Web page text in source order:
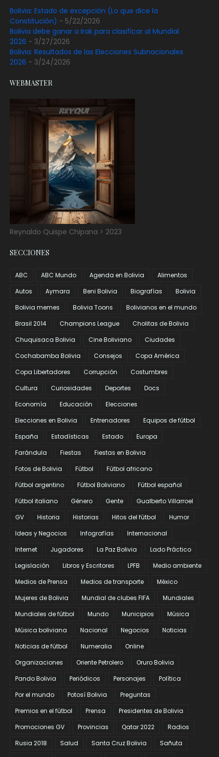
Bolivia: Estado de excepción (Lo que dice la
Constitución) - 5/22/2026
Bolivia debe ganar a Irak para clasificar al Mundial
2026 - 3/27/2026
Bolivia: Resultados de las Elecciones Subnacionales
2026 - 3/24/2026
WEBMASTER
Reynaldo Quispe Chipana > 2023
SECCIONES
ABC ABC Mundo Agenda en Bolivia
Alimentos
Autos
Aymara Beni Bolivia Biografías
Bolivia
Bolivia memes
Bolivia Toons
Bolivianos en el mundo
Brasil 2014
Champions League
Cholitas de Bolivia
Chuquisaca Bolivia
Cine Boliviano
Ciudades
Cochabamba Bolivia
Consejos
Copa América
Copa Libertadores
Corrupción
Costumbres
Cultura
Curiosidades Deportes
Docs
Economía
Educación
Elecciones
Elecciones en Bolivia
Entrenadores
Equipos de fútbol
España
Estadísticas Estado
Europa
Farándula
Fiestas
Fiestas en Bolivia
Fotos de Bolivia
Fútbol
Fútbol africano
Fútbol argentino
Fútbol Boliviano
Fútbol español
Fútbol italiano
Género Gente
Gualberto Villarroel
GV
Historia Historias Hitos del fútbol
Humor
Ideas y Negocios
Infografías
Internacional
Internet
Jugadores La Paz Bolivia
Lado Práctico
Legislación
Libros y Escritores LPFB
Medio ambiente
Medios de Prensa
Medios de transporte
México
Mujeres de Bolivia
Mundial de clubes FIFA
Mundiales
Mundiales de fútbol
Mundo Municipios
Música
Música boliviana
Nacional Negocios
Noticias
Noticias de fútbol
Numeralia
Online
Organizaciones
Oriente Petrolero
Oruro Bolivia
Pando Bolivia
Periódicos Personajes
Política
Por el mundo
Potosí Bolivia
Preguntas
Premios en el fútbol
Prensa
Presidentes de Bolivia
Promociones GV
Provincias Qatar 2022
Radios
Rusia 2018
Salud Santa Cruz Bolivia
Sañuta